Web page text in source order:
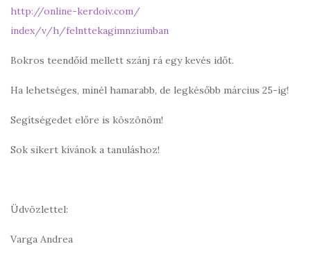
http://online-kerdoiv.com/
index/v/h/felnttekagimnziumban
Bokros teendőid mellett szánj rá egy kevés időt.
Ha lehetséges, minél hamarabb, de legkésőbb március 25-ig!
Segítségedet előre is köszönöm!
Sok sikert kívánok a tanuláshoz!
Üdvözlettel:
Varga Andrea